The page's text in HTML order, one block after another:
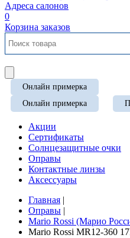
Адреса салонов
0
Корзина заказов
Онлайн примерка
Онлайн примерка
Акции
Сертификаты
Солнцезащитные очки
Оправы
Контактные линзы
Аксессуары
Главная |
Оправы |
Mario Rossi (Марио
Mario Rossi MR12-360